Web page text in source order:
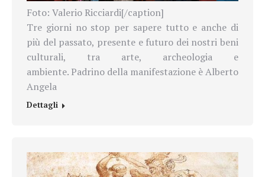
Foto: Valerio Ricciardi[/caption]
Tre giorni no stop per sapere tutto e anche di
più del passato, presente e futuro dei nostri beni
culturali, tra arte, archeologia e
ambiente. Padrino della manifestazione è Alberto
Angela
Dettagli